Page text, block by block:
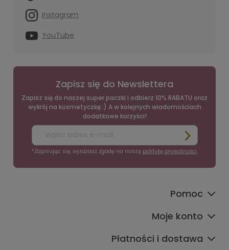
Instagram
YouTube
Zapisz się do Newslettera
Zapisz się do naszej super paczki i odbierz 10% RABATU oraz
wykrój na kosmetyczkę :) A w kolejnych wiadomościach
dodatkowe korzyści!
*Zapisując się, wyrażasz zgodę na naszą politykę prywatności.
Pomoc
Moje konto
Płatności i dostawa